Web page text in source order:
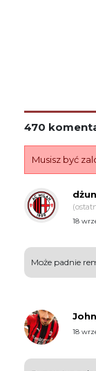
470
Musisz być
18
Może padnie
18